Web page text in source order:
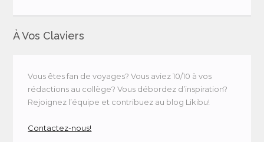
À Vos Claviers
Vous êtes fan de voyages? Vous aviez 10/10 à vos
rédactions au collège? Vous débordez d’inspiration?
Rejoignez l’équipe et contribuez au blog Likibu!
Contactez-nous!